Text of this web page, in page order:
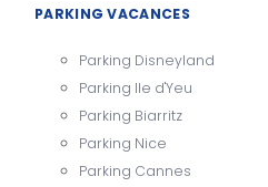
PARKING VACANCES
Parking Disneyland
Parking Ile d'Yeu
Parking Biarritz
Parking Nice
Parking Cannes